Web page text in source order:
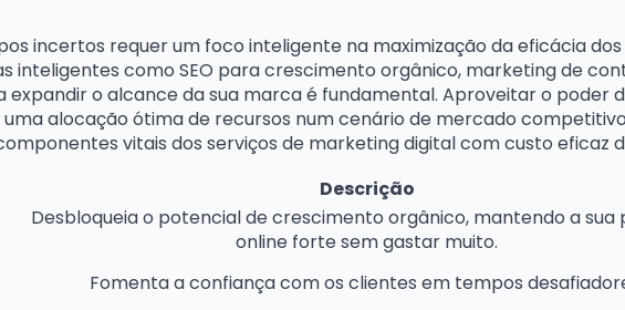
incertos requer um foco inteligente na maximização da eficácia
inteligentes como SEO para crescimento orgânico, marketing de
expandir o alcance da sua marca é fundamental. Aproveitar o poder
alocação ótima de recursos num cenário de mercado
vitais dos serviços de marketing digital com custo eficaz
Descrição
Desbloqueia o potencial de crescimento orgânico, mantendo a sua
online forte sem gastar muito.
Fomenta a confiança com os clientes em tempos